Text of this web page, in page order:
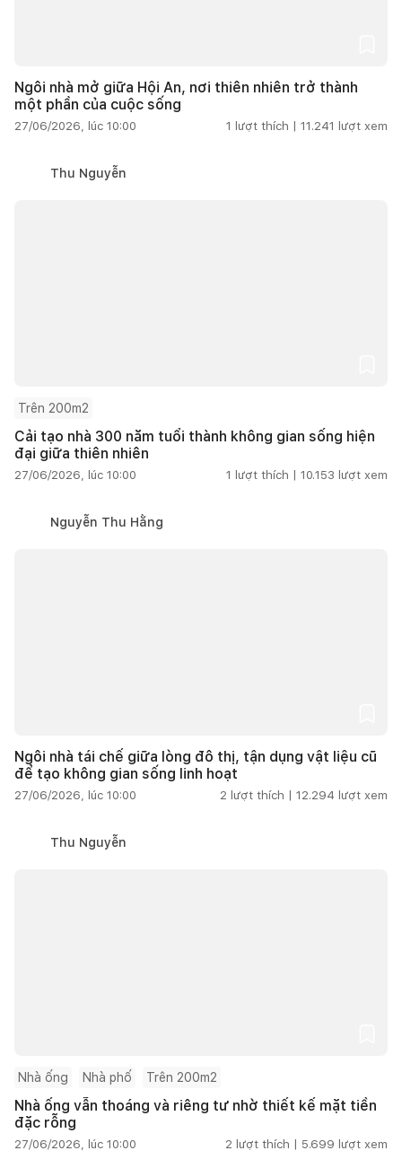
Ngôi nhà mở giữa Hội An, nơi thiên nhiên trở thành
một phần của cuộc sống
27/06/2026, lúc 10:00 1 lượt thích | 11.241 lượt xem
Thu Nguyễn
Trên 200m2
Cải tạo nhà 300 năm tuổi thành không gian sống hiện
đại giữa thiên nhiên
27/06/2026, lúc 10:00 1 lượt thích | 10.153 lượt xem
Nguyễn Thu Hằng
Ngôi nhà tái chế giữa lòng đô thị, tận dụng vật liệu cũ
để tạo không gian sống linh hoạt
27/06/2026, lúc 10:00 2 lượt thích | 12.294 lượt xem
Thu Nguyễn
Nhà ống Nhà phố Trên 200m2
Nhà ống vẫn thoáng và riêng tư nhờ thiết kế mặt tiền
đặc rỗng
27/06/2026, lúc 10:00 2 lượt thích | 5.699 lượt xem